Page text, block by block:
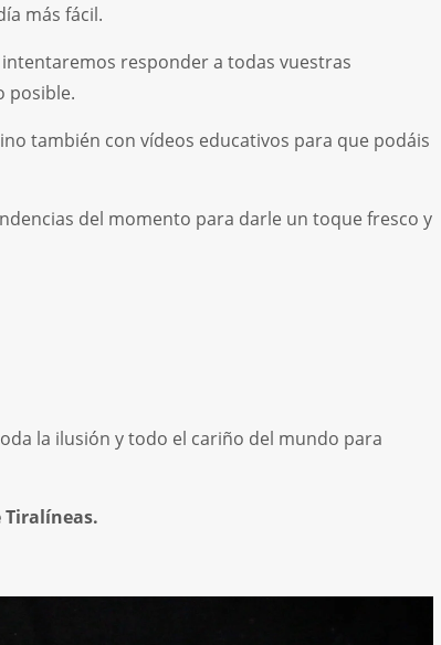
más fácil.
responder a todas vuestras
posible.
también con vídeos educativos para que podáis
del momento para darle un toque fresco y
la ilusión y todo el cariño del mundo para
Tiralíneas.